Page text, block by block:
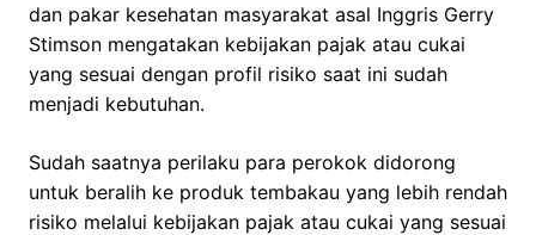
dan pakar kesehatan masyarakat asal Inggris Gerry
Stimson mengatakan kebijakan pajak atau cukai
yang sesuai dengan profil risiko saat ini sudah
menjadi kebutuhan.
Sudah saatnya perilaku para perokok didorong
untuk beralih ke produk tembakau yang lebih rendah
risiko melalui kebijakan pajak atau cukai yang sesuai